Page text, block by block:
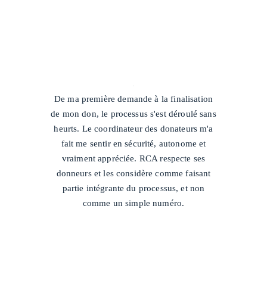
De ma première demande à la finalisation
de mon don, le processus s'est déroulé sans
heurts. Le coordinateur des donateurs m'a
fait me sentir en sécurité, autonome et
vraiment appréciée. RCA respecte ses
donneurs et les considère comme faisant
partie intégrante du processus, et non
comme un simple numéro.